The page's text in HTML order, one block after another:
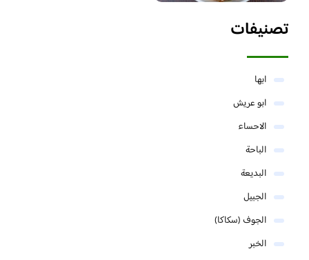
تصنيفات
ابها
ابو عريش
الاحساء
الباحة
البديعة
الجبيل
الجوف (سكاكا)
الخبر